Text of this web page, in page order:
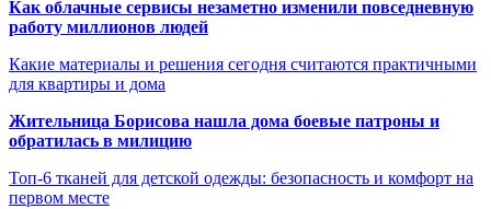
Как облачные сервисы незаметно изменили повседневную
работу миллионов людей
Какие материалы и решения сегодня считаются практичными
для квартиры и дома
Жительница Борисова нашла дома боевые патроны и
обратилась в милицию
Топ-6 тканей для детской одежды: безопасность и комфорт на
первом месте